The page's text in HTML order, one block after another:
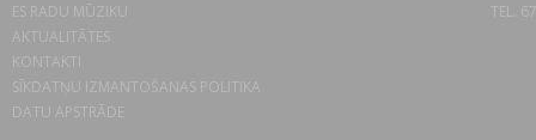
ES RADU MŪZIKU
AKTUALITĀTES
KONTAKTI
SĪKDATŅU IZMANTOŠANAS POLITIKA
DATU APSTRĀDE
TEL.